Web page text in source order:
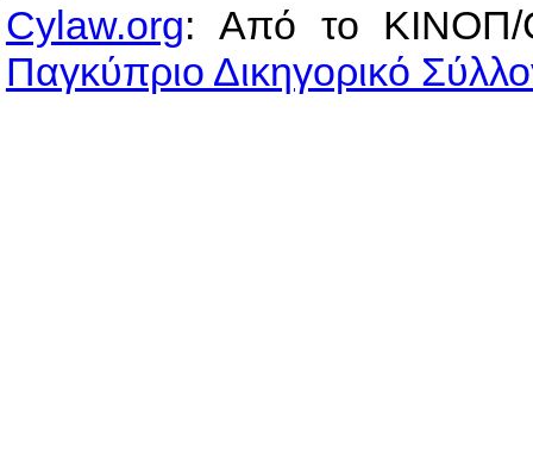
Cylaw.org: Από το
Παγκύπριο Δικηγορικό